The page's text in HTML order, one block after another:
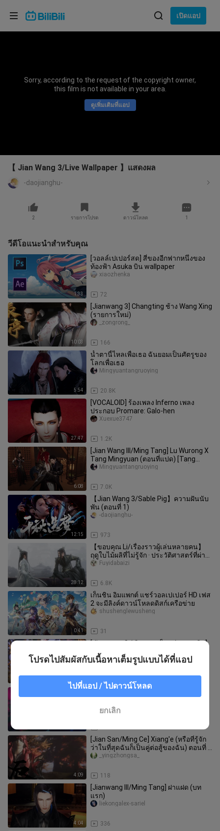
เปิดแอป
Sorry, according to the request of the copyright owner,
this film is not available in your area.
ดูเพิ่มเติมที่แอป
【 Jian Wang 3/Live Wallpaper 】แสดงผล
-daojianghu-
2 รายการโปรด ดาวน์โหลด 1
วีดีโอแนะนำสำหรับคุณ
1:33
[วอลล์เปเปอร์สด] สี่ของอีกฟากหนึ่งของ
ท้องฟ้า Asuka บิน wallpaper
72
xiaozhenka
10:03
[Jianwang 3] Changting ช้าง Wang Xing
(รายการใหม่)
166
_zongrong_
5:54
น้ำตานี้ไหลเพื่อเธอ ฉันยอมเป็นศัตรูของ
โลกเพื่อเธอ
20.8K
Mingyuantangruoying
27:47
[VOCALOID] ร้องเพลง Inferno เพลง
ประกอบ Promare: Galo-hen
1.2K
Xuexue3747
6:08
[Jian Wang III/Ming Tang] Lu Wurong X
Tang Mingyuan (ตอนที่แปด) [Tang
Mingyuan: Lu Wurong ฉันอยากเป็
7.0K
Mingyuantangruoying
12:15
【Jian Wang 3/Sable Pig】ความฝันนับ
พัน (ตอนที่ 1)
973
-daojianghu-
28:12
【ขอบคุณ Li/เรื่องราวผู้เล่นหลายคน】
ฤดูใบไม้ผลิที่ไม่รู้จัก · ประวัติศาสตร์ที่ผ่าน
มา
6.8K
Fuyidabaizi
0:41
เก็นชิน อิมแพกต์ แชร์วอลเปเปอร์ HD เฟส
2 จะมีลิงค์ดาวน์โหลดดิสก์เครือข่าย
31
shushenglewusheng
[Jianwang 3 / ทิศทางพล็อต / หมูเซเบิล]
◆ Xin Feng Wo Xue ◆ คำนำ
-daojianghu-
[JX3] Tangmen & Wudu: หากนั่นคือรัก
แท้ ทำไมต้องวิ่งหนี
Ciyedu
4:09
[Jian San/Ming Ce] Xiang'e (หรือที่รู้จัก
ว่าในที่สุดฉันก็เป็นคู่ต่อสู้ของฉัน) ตอนที่ 6
(ตอนที่ 2) มี
118
_yingzhongsa_
4:04
[Jianwang III/Ming Tang] ฝาแฝด (บท
แรก)
336
liekongalex-sariel
โปรดไปสัมผัสกับเนื้อหาเต็มรูปแบบได้ที่แอป
ไปที่แอป / ไปดาวน์โหลด
ยกเลิก
เลือกภาษา